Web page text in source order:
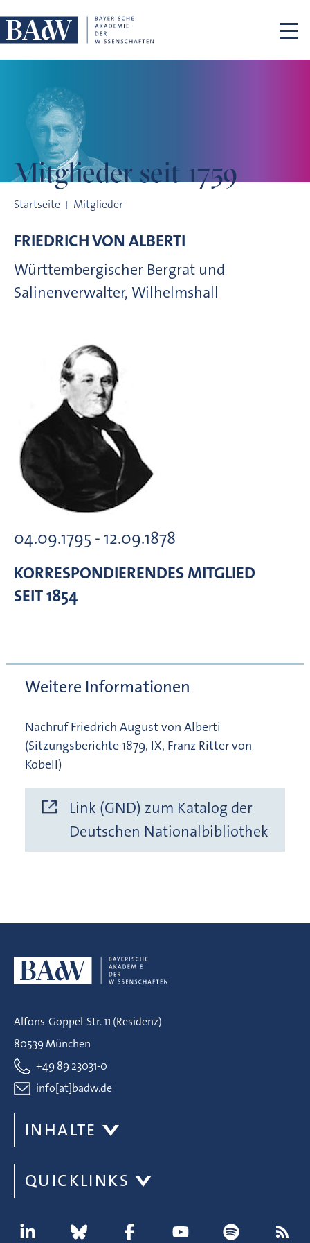
Mitglieder seit 1759
Startseite Mitglieder
FRIEDRICH VON ALBERTI
Württembergischer Bergrat und
Salinenverwalter, Wilhelmshall
04.09.1795 - 12.09.1878
KORRESPONDIERENDES MITGLIED
SEIT 1854
Weitere Informationen
Nachruf Friedrich August von Alberti
(Sitzungsberichte 1879, IX, Franz Ritter von
Kobell)
Link (GND) zum Katalog der
Deutschen Nationalbibliothek
Alfons-Goppel-Str. 11 (Residenz)
80539 München
+49 89 23031-0
info[at]badw.de
INHALTE
QUICKLINKS